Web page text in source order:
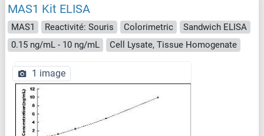
MAS1 Kit ELISA
MAS1 Reactivité: Souris Colorimetric
Sandwich ELISA
0.15 ng/mL - 10 ng/mL
Cell Lysate, Tissue Homogenate
1 image